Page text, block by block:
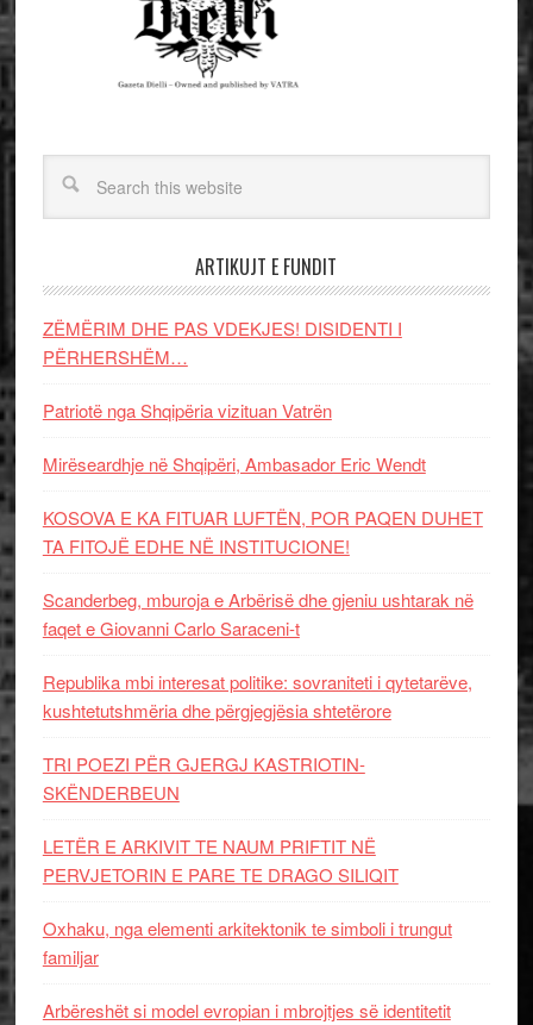
ARTIKUJT E FUNDIT
ZËMËRIM DHE PAS VDEKJES! DISIDENTI I
PËRHERSHËM…
Patriotë nga Shqipëria vizituan Vatrën
Mirëseardhje në Shqipëri, Ambasador Eric Wendt
KOSOVA E KA FITUAR LUFTËN, POR PAQEN DUHET
TA FITOJË EDHE NË INSTITUCIONE!
Scanderbeg, mburoja e Arbërisë dhe gjeniu ushtarak në
faqet e Giovanni Carlo Saraceni-t
Republika mbi interesat politike: sovraniteti i qytetarëve,
kushtetutshmëria dhe përgjegjësia shtetërore
TRI POEZI PËR GJERGJ KASTRIOTIN-
SKËNDERBEUN
LETËR E ARKIVIT TE NAUM PRIFTIT NË
PERVJETORIN E PARE TE DRAGO SILIQIT
Oxhaku, nga elementi arkitektonik te simboli i trungut
familjar
Arbëreshët si model evropian i mbrojtjes së identitetit